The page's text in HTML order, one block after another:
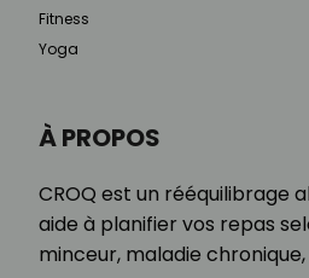
À PROPOS
CROQ est un rééquilibrage
aide à planifier vos repas
minceur, maladie
Fitness
Yoga